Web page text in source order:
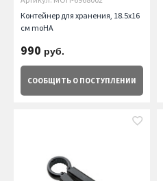
Контейнер для хранения, 18.5х16
см moHA
990 руб.
СООБЩИТЬ О ПОСТУПЛЕНИИ